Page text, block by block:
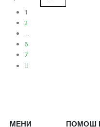
1
2
…
6
7
МЕНИ ПОМОШ